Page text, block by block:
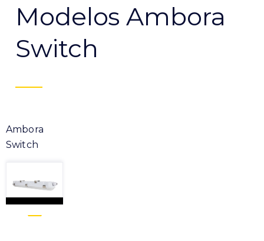
Modelos Ambora
Switch
Ambora
Switch